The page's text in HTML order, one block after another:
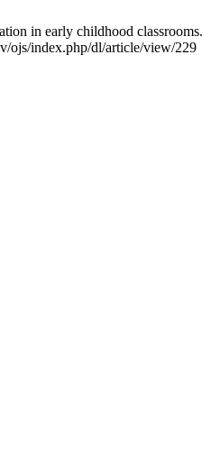
in early childhood
ojs/index.php/dl/article/view/229